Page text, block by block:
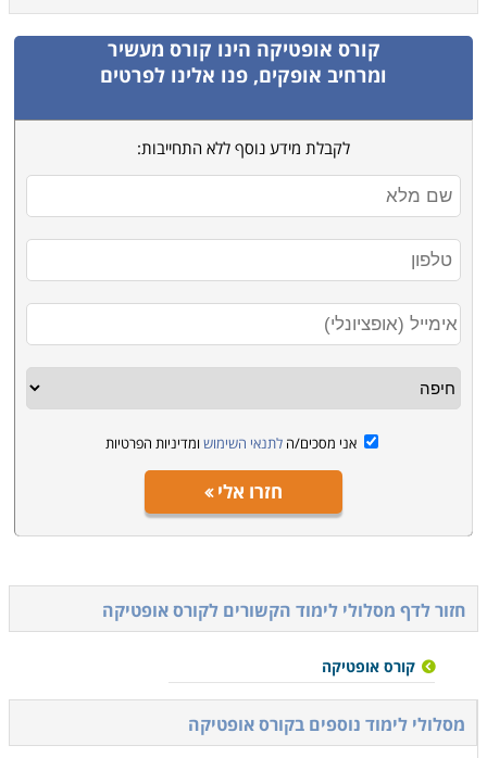
קורס אופטיקה הינו קורס מעשיר
ומרחיב אופקים, פנו אלינו לפרטים
לקבלת מידע נוסף ללא התחייבות:
אני מסכים/ה לתנאי השימוש ומדיניות הפרטיות
חזרו אלי
חזור לדף מסלולי לימוד הקשורים לקורס אופטיקה
קורס אופטיקה
מסלולי לימוד נוספים בקורס אופטיקה